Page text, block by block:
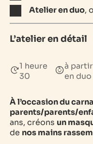
Atelier en duo,
L’atelier en détail
1 heure
30
à
en duo
À l’occasion du
parents/parents/
ans, créons un
de nos mains